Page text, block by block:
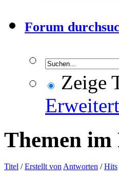
Forum
Zeige
Themen
Titel /Erstellt vonAntworten /Hits